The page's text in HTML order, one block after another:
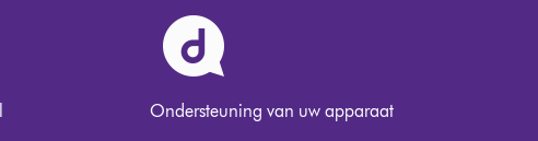
Ondersteuning van uw apparaat